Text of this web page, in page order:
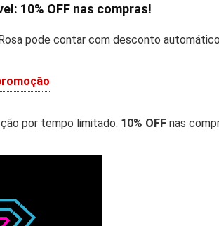
10% OFFnas compras!
pode contar com desconto
por tempo limitado: 10% OFF nas